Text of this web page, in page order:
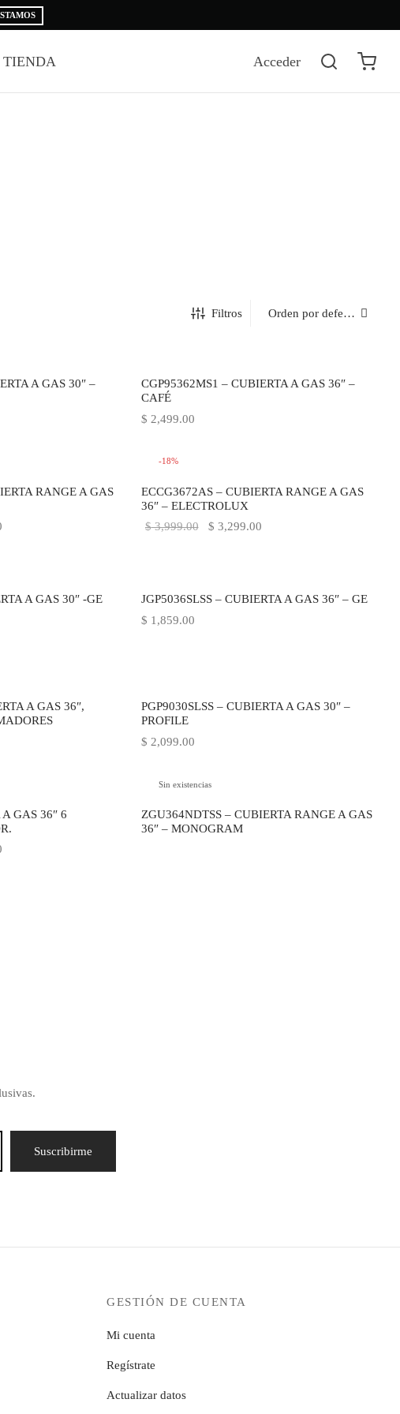
TIENDA Acceder
Filtros
A GAS 30″ –
CGP95362MS1 – CUBIERTA A GAS 36″ –
CAFÉ
$ 2,499.00
RANGE A GAS
-18%
ECCG3672AS – CUBIERTA RANGE A GAS
36″ – ELECTROLUX
$3,999.00
El precio
$ 3,299.00
A GAS 30″ -GE
JGP5036SLSS – CUBIERTA A GAS 36″ – GE
$ 1,859.00
A GAS 36″,
PGP9030SLSS – CUBIERTA A GAS 30″ –
PROFILE
$ 2,099.00
GAS 36″ 6
Sin existencias
ZGU364NDTSS – CUBIERTA RANGE A GAS
36″ – MONOGRAM
GESTIÓN DE CUENTA
Mi cuenta
Regístrate
Actualizar datos